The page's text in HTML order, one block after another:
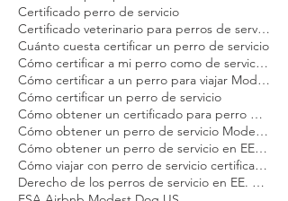
Certificado médico para perro de apoyo emocional Modest Dog
Certificado médico veterinario para viajar Modest Dog
Certificado para perros de apoyo emocional
Certificado para perros de apoyo emocional en Estados Unidos Modest Dog
Certificado para perros de servicio en vuelo Modest Dog
Certificado perro de servicio
Certificado veterinario para perros de servicio y apoyo emocional Modest Dog
Cuánto cuesta certificar un perro de servicio
Cómo certificar a mi perro como de servicio Modest Dog